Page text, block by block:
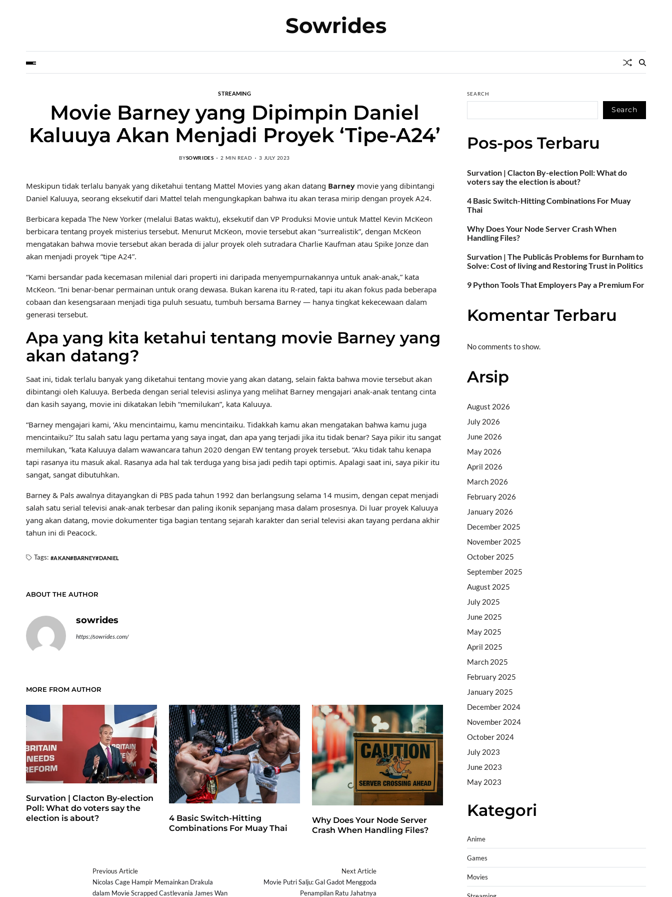
Sowrides
STREAMING
Movie Barney yang Dipimpin Daniel
Kaluuya Akan Menjadi Proyek ‘Tipe-A24’
BYSOWRIDES 2 MIN READ 3 JULY 2023
Meskipun tidak terlalu banyak yang diketahui tentang Mattel Movies yang akan datang Barney movie yang dibintangi
Daniel Kaluuya, seorang eksekutif dari Mattel telah mengungkapkan bahwa itu akan terasa mirip dengan proyek A24.
Berbicara kepada The New Yorker (melalui Batas waktu), eksekutif dan VP Produksi Movie untuk Mattel Kevin McKeon
berbicara tentang proyek misterius tersebut. Menurut McKeon, movie tersebut akan “surrealistik”, dengan McKeon
mengatakan bahwa movie tersebut akan berada di jalur proyek oleh sutradara Charlie Kaufman atau Spike Jonze dan
akan menjadi proyek “tipe A24”.
“Kami bersandar pada kecemasan milenial dari properti ini daripada menyempurnakannya untuk anak-anak,” kata
McKeon. “Ini benar-benar permainan untuk orang dewasa. Bukan karena itu R-rated, tapi itu akan fokus pada beberapa
cobaan dan kesengsaraan menjadi tiga puluh sesuatu, tumbuh bersama Barney — hanya tingkat kekecewaan dalam
generasi tersebut.
Apa yang kita ketahui tentang movie Barney yang
akan datang?
Saat ini, tidak terlalu banyak yang diketahui tentang movie yang akan datang, selain fakta bahwa movie tersebut akan
dibintangi oleh Kaluuya. Berbeda dengan serial televisi aslinya yang melihat Barney mengajari anak-anak tentang cinta
dan kasih sayang, movie ini dikatakan lebih “memilukan”, kata Kaluuya.
“Barney mengajari kami, ‘Aku mencintaimu, kamu mencintaiku. Tidakkah kamu akan mengatakan bahwa kamu juga
mencintaiku?’ Itu salah satu lagu pertama yang saya ingat, dan apa yang terjadi jika itu tidak benar? Saya pikir itu sangat
memilukan, ”kata Kaluuya dalam wawancara tahun 2020 dengan EW tentang proyek tersebut. “Aku tidak tahu kenapa
tapi rasanya itu masuk akal. Rasanya ada hal tak terduga yang bisa jadi pedih tapi optimis. Apalagi saat ini, saya pikir itu
sangat, sangat dibutuhkan.
Barney & Pals awalnya ditayangkan di PBS pada tahun 1992 dan berlangsung selama 14 musim, dengan cepat menjadi
salah satu serial televisi anak-anak terbesar dan paling ikonik sepanjang masa dalam prosesnya. Di luar proyek Kaluuya
yang akan datang, movie dokumenter tiga bagian tentang sejarah karakter dan serial televisi akan tayang perdana akhir
tahun ini di Peacock.
Tags: AKAN BARNEY DANIEL
ABOUT THE AUTHOR
sowrides
https://sowrides.com/
MORE FROM AUTHOR
Survation | Clacton By-election
Poll: What do voters say the
election is about?
4 Basic Switch-Hitting
Combinations For Muay Thai
Why Does Your Node Server
Crash When Handling Files?
Previous Article
Nicolas Cage Hampir Memainkan Drakula
dalam Movie Scrapped Castlevania James Wan
Next Article
Movie Putri Salju: Gal Gadot Menggoda
Penampilan Ratu Jahatnya
SEARCH
Search
Pos-pos Terbaru
Survation | Clacton By-election Poll: What do
voters say the election is about?
4 Basic Switch-Hitting Combinations For Muay
Thai
Why Does Your Node Server Crash When
Handling Files?
Survation | The Publicâs Problems for Burnham to
Solve: Cost of living and Restoring Trust in Politics
9 Python Tools That Employers Pay a Premium For
Komentar Terbaru
No comments to show.
Arsip
August 2026
July 2026
June 2026
May 2026
April 2026
March 2026
February 2026
January 2026
December 2025
November 2025
October 2025
September 2025
August 2025
July 2025
June 2025
May 2025
April 2025
March 2025
February 2025
January 2025
December 2024
November 2024
October 2024
July 2023
June 2023
May 2023
Kategori
Anime
Games
Movies